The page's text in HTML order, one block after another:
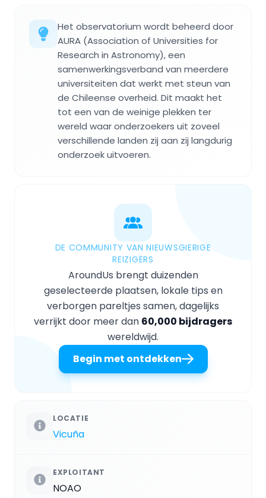
Het observatorium wordt beheerd door
AURA (Association of Universities for
Research in Astronomy), een
samenwerkingsverband van meerdere
universiteiten dat werkt met steun van
de Chileense overheid. Dit maakt het
tot een van de weinige plekken ter
wereld waar onderzoekers uit zoveel
verschillende landen zij aan zij langdurig
onderzoek uitvoeren.
DE COMMUNITY VAN NIEUWSGIERIGE
REIZIGERS
AroundUs brengt duizenden
geselecteerde plaatsen, lokale tips en
verborgen pareltjes samen, dagelijks
verrijkt door meer dan 60,000 bijdragers
wereldwijd.
Begin met ontdekken
LOCATIE
Vicuña
EXPLOITANT
NOAO